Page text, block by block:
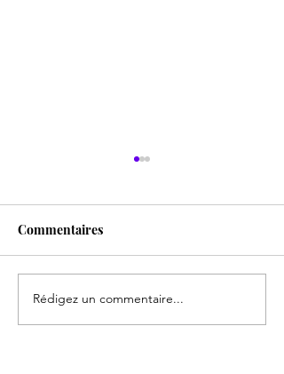
Quand la démocratie ne
promet plus rien
Commentaires
Rédigez un commentaire...